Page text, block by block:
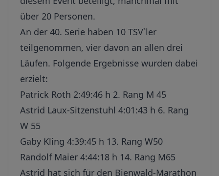
über 20 Personen.
An der 40. Serie haben 10 TSV`ler
teilgenommen, vier davon an allen drei
Läufen. Folgende Ergebnisse wurden dabei
erzielt:
Patrick Roth 2:49:46 h 2. Rang M 45
Astrid Laux-Sitzenstuhl 4:01:43 h 6. Rang
W 55
Gaby Kling 4:39:45 h 13. Rang W50
Randolf Maier 4:44:18 h 14. Rang M65
Astrid hat sich für den Bienwald-Marathon